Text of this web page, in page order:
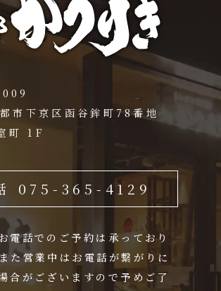
市下京区函谷鉾町78番地
町 1F
075-365-4129
電話でのご予約は承っており
た営業中はお電話が繋がりに
合がございますので予めご了